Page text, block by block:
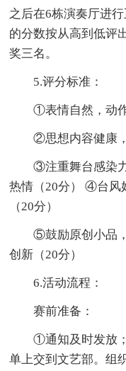
之后在6栋演奏厅进
的分数按从高到低评
奖三名。
5.评分标准：
①表情自然，动作
②思想内容健康，
③注重舞台感染力
热情（20分） ④台风
（20分）
⑤鼓励原创小品，
创新（20分）
6.活动流程：
赛前准备：
①通知及时发放；
单上交到文艺部。组